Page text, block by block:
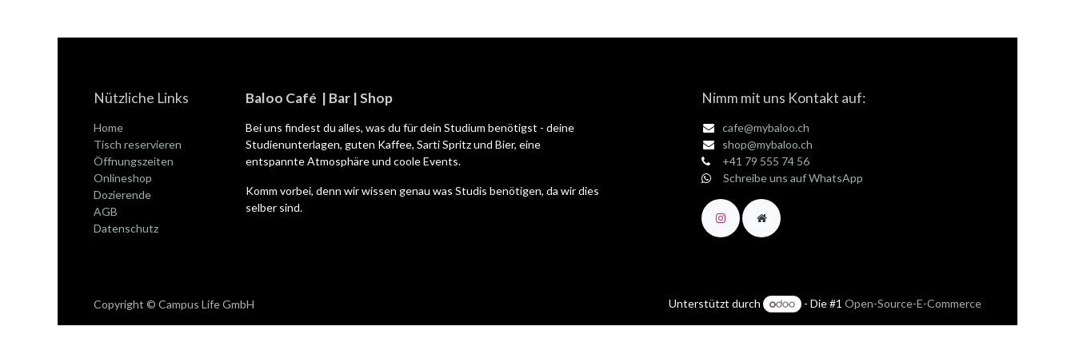
Nützliche Links
Home
Tisch reservieren
Öffnungszeiten
Onlineshop
Dozierende
AGB
Datenschutz
Baloo Café | Bar | Shop
Bei uns findest du alles, was du für dein Studium benötigst - deine
Studienunterlagen, guten Kaffee, Sarti Spritz und Bier, eine
entspannte Atmosphäre und coole Events.
Komm vorbei, denn wir wissen genau was Studis benötigen, da wir dies
selber sind.
Nimm mit uns Kontakt auf:
cafe@mybaloo.ch
shop@mybaloo.ch
+41 79 555 74 56
Schreibe uns auf WhatsApp
Copyright © Campus Life GmbH Unterstützt durch - Die #1 Open-Source-E-Commerce